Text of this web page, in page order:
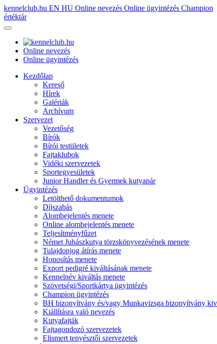
kennelclub.hu EN HU Online nevezés Online ügyintézés Champion
értéktár
Online nevezés
Online ügyintézés
Kezdőlap
Kereső
Hírek
Galériák
Archívum
Szervezet
Vezetőség
Bírók
Bírói testületek
Fajtaklubok
Vidéki szervezetek
Sportegyesületek
Junior Handler és Gyermek kutyapár
Ügyintézés
Letölthető dokumentumok
Díjszabás
Alombejelentés menete
Online alombejelentés menete
Teljesítményfűzet
Német Juhászkutya törzskönyvezésének menete
Tulajdonjog átírás menete
Honosítás menete
Export pedigré kiváltásának menete
Kennelnév kiváltás menete
Szövetségi/Sportkártya ügyintézés
Champion ügyintézés
BH bizonyítvány és/vagy Munkavizsga bizonyítvány
Kiállításra való nevezés
Kutyafajták
Fajtagondozó szervezetek
Elismert tenyésztői szervezetek